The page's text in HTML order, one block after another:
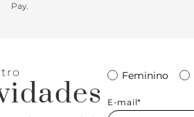
Pay.
Feminino
E-mail*